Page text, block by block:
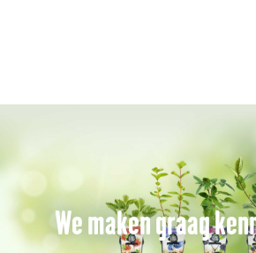
We maken graag